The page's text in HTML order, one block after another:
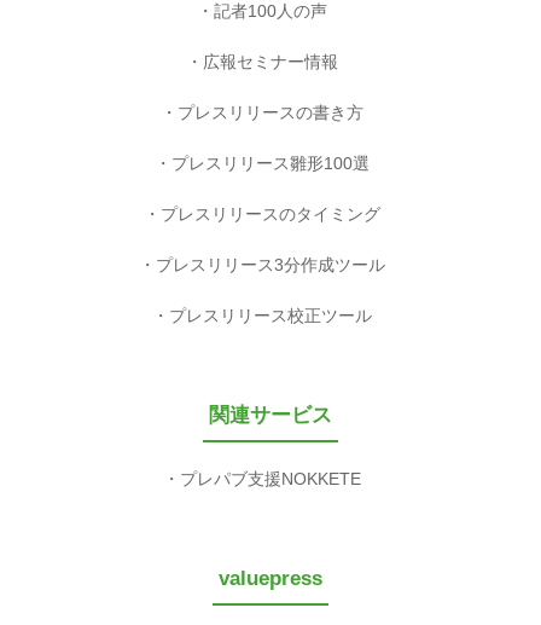
記者100人の声
広報セミナー情報
プレスリリースの書き方
プレスリリース雛形100選
プレスリリースのタイミング
プレスリリース3分作成ツール
プレスリリース校正ツール
関連サービス
プレパブ支援NOKKETE
valuepress